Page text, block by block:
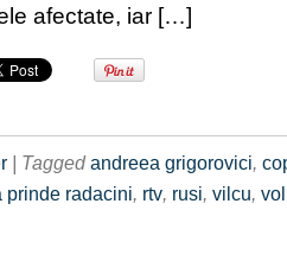
afectate, iar […]
| Taggedandreea grigorovici,
prinde radacini, rtv, rusi, vilcu,